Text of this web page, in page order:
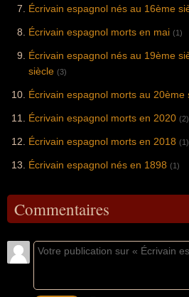
Écrivain espagnol nés au 16ème
Écrivain espagnol morts en mai (1)
Écrivain espagnol nés au 19ème
siècle (3)
Écrivain espagnol morts au 20ème
Écrivain espagnol morts en 2020 (2)
Écrivain espagnol morts en 2018 (1)
Écrivain espagnol nés en 1898 (1)
Commentaires